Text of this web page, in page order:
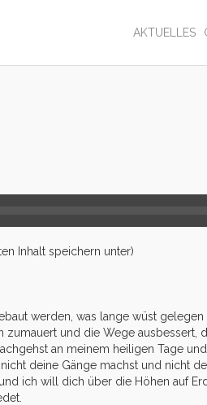
AKTUELLES
Inhalt speichern unter)
werden, was lange wüst
und die Wege ausbessert,
an meinem heiligen Tage
deine Gänge machst und nicht
ich will dich über die Höhen auf